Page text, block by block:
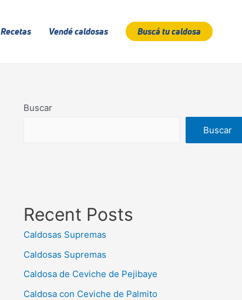
Recetas Vendé caldosas Buscá tu caldosa
Buscar
Buscar
Recent Posts
Caldosas Supremas
Caldosas Supremas
Caldosa de Ceviche de Pejibaye
Caldosa con Ceviche de Palmito